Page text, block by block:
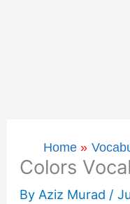
Home
Colors
By Aziz Murad /